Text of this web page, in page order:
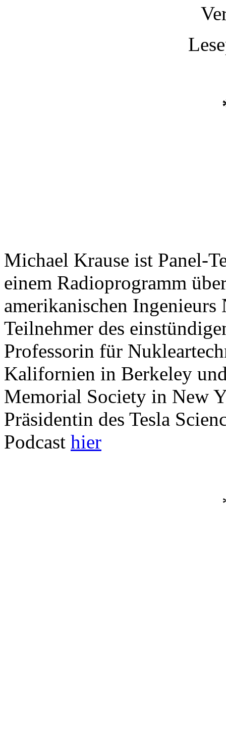
Michael Krause ist Panel-
einem Radioprogramm
amerikanischen Ingenieurs
Teilnehmer des
Professorin für
Kalifornien in Berkeley
Memorial Society in New
Präsidentin des Tesla
Podcast hier